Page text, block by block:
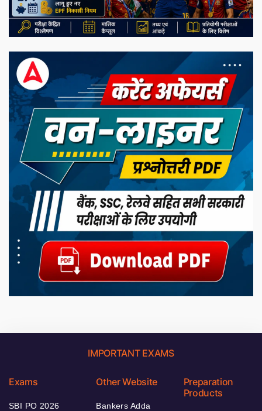
IMPORTANT EXAMS
Exams
SBI PO 2026
Other Website
Bankers Adda
Preparation
Products